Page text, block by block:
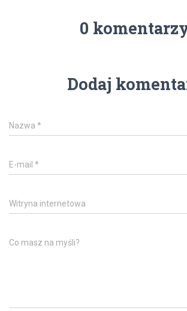
0
Dodaj
Nazwa *
E-mail *
Witryna internetowa
Co masz na myśli?